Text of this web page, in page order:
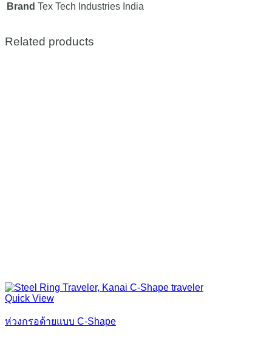
Brand Tex Tech Industries India
Related products
Quick View
ห่วงกรอด้ายแบบ C-Shape